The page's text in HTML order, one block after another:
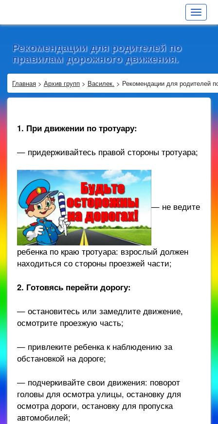
Toggle
Рекомендации для родителей по
правилам дорожного движения.
Главная > Архив групп > Василек. > Рекомендации для родителей
1. При движении по тротуару:
— придерживайтесь правой стороны тротуара;
— не ведите
ребенка по краю тротуара: взрослый должен
находиться со стороны проезжей части;
2. Готовясь перейти дорогу:
— остановитесь или замедлите движение,
осмотрите проезжую часть;
— привлеките ребенка к наблюдению за
обстановкой на дороге;
— подчеркивайте свои движения: поворот
головы для осмотра улицы, остановку для
осмотра дороги, остановку для пропуска
автомобилей;